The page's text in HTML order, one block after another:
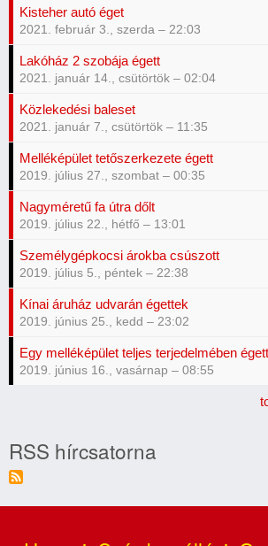
Kisteher autó éget
2021. február 3., szerda – 22:03
Lakóház 2 szobája égett
2021. január 14., csütörtök – 02:04
Közlekedési baleset
2021. január 7., csütörtök – 11:35
Melléképület tetőszerkezete égett
2019. július 27., szombat – 00:35
Nagyméretű fa útra dőlt
2019. július 22., hétfő – 13:01
Személygépkocsi árokba csúszott
2019. július 5., péntek – 22:38
Kínai áruház udvarán égettek
2019. június 25., kedd – 23:02
Egy melléképület teljes terjedelmében égett
2019. június 16., vasárnap – 08:55
RSS hírcsatorna